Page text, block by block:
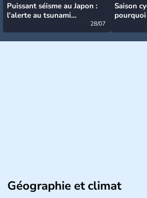
Puissant séisme au Japon :
l’alerte au tsunami
28/07
Saison
Géographie et climat